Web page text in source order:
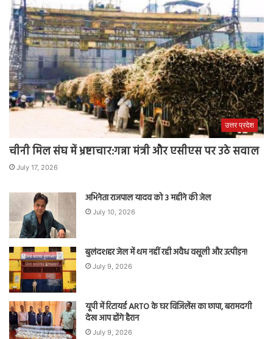
उत्तर प्रदेश
चीनी मिल संघ में भ्रष्टाचार:गन्ना मंत्री और एसीएस पर उठे सवाल
July 17, 2026
अभिनेता राजपाल यादव को 3 महीने की जेल
July 10, 2026
बुलंदशहर जेल में थम नहीं रही अवैध वसूली और उत्पीड़न!
July 9, 2026
यूपी में रिटायर्ड ARTO के घर विजिलेंस का छापा, बरामदगी
देख आप होंगे हैरान
July 9, 2026